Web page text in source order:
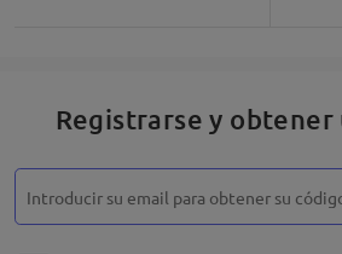
Registrarse y obtener